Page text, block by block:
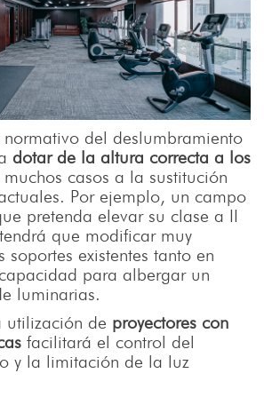
normativo del deslumbramiento
dotar de la altura correcta a los
muchos casos a la sustitución
Por ejemplo, un campo
pretenda elevar su clase a II
que modificar muy
soportes existentes tanto en
para albergar un
luminarias.
utilización de proyectores con
facilitará el control del
y la limitación de la luz